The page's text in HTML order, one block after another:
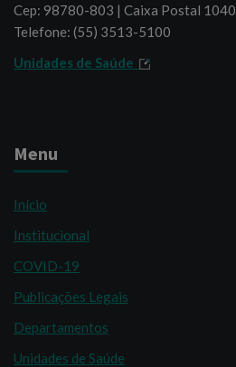
Cep: 98780-803 | Caixa Postal 1040
Telefone: (55) 3513-5100
Unidades de Saúde
Menu
Início
Institucional
COVID-19
Publicações Legais
Departamentos
Unidades de Saúde